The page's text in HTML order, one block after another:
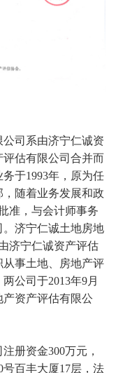
公司系由济宁仁诚资
估有限公司合并而
于1993年，原为任
随着业务发展和政
准，与会计师事务
济宁仁诚土地房地
济宁仁诚资产评估
事土地、房地产评
公司于2013年9月
资产评估有限公
册资金300万元，
百丰大厦17层，法